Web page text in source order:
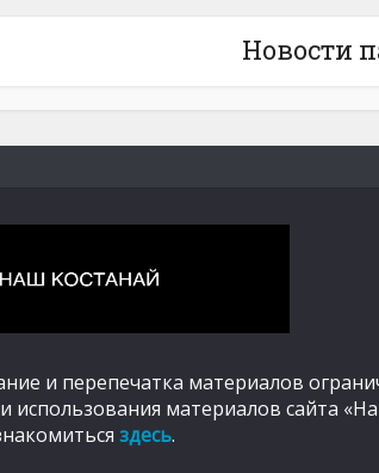
Новости
и перепечатка материалов
использования материалов сайта
здесь.